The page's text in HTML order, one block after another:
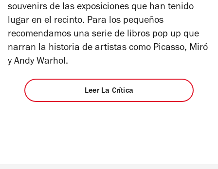
souvenirs de las exposiciones que han tenido
lugar en el recinto. Para los pequeños
recomendamos una serie de libros pop up que
narran la historia de artistas como Picasso, Miró
y Andy Warhol.
Leer La Crítica